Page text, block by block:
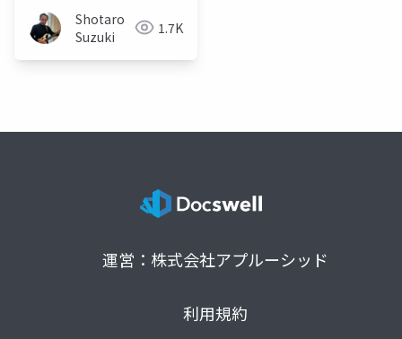
Shotaro
Suzuki
1.7K
運営：株式会社アプルーシッド
利用規約